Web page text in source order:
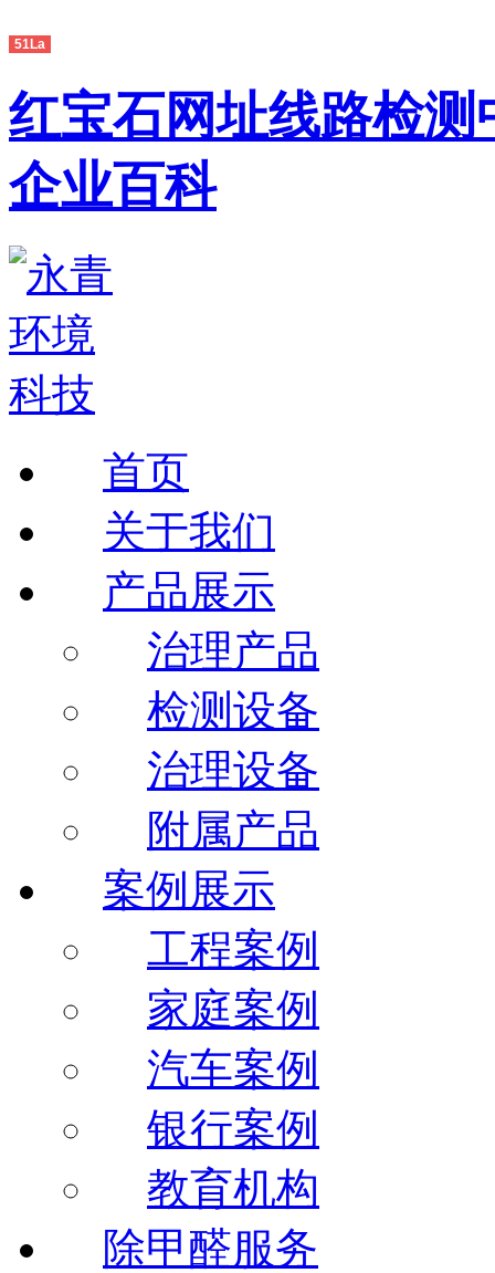
51La
红宝石网址线路检
企业百科
首页
关于我们
产品展示
治理产品
检测设备
治理设备
附属产品
案例展示
工程案例
家庭案例
汽车案例
银行案例
教育机构
除甲醛服务